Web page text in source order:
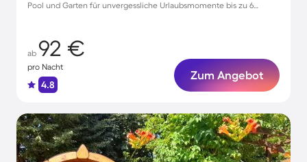
Pool und Garten für unvergessliche Urlaubsmomente bis zu 6
ab 92 €
pro Nacht
4.8
Zum Angebot